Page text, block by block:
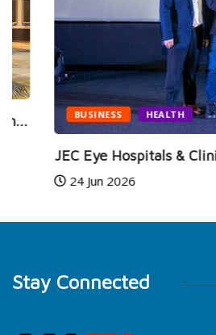
BUSINESS HEALTH
JEC Eye Hospitals & Clinics
24 Jun 2026
Stay Connected